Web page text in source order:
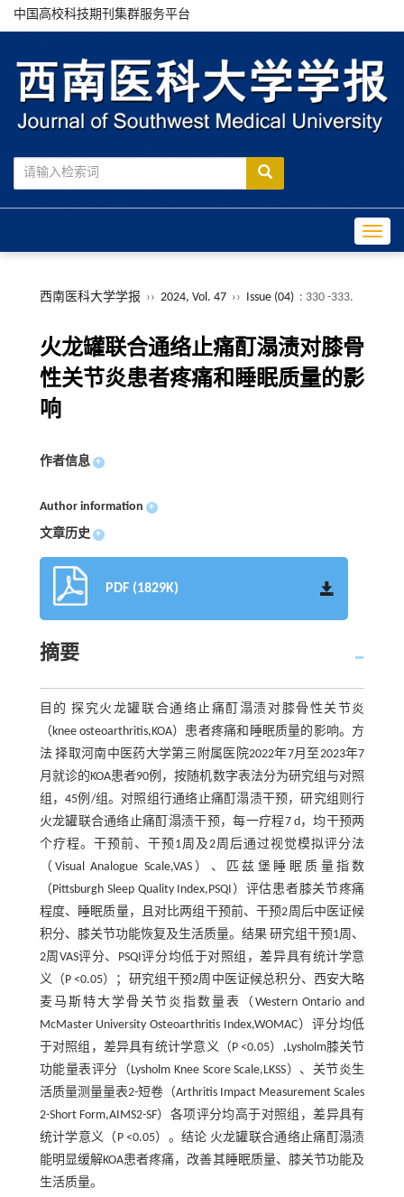
中国高校科技期刊集群服务平台
西南医科大学学报 ›› 2024, Vol. 47 ›› Issue (04) : 330 -333.
火龙罐联合通络止痛酊溻渍对膝骨
性关节炎患者疼痛和睡眠质量的影
响
作者信息 +
Author information +
文章历史 +
PDF (1829K)
摘要
目的 探究火龙罐联合通络止痛酊溻渍对膝骨性关节炎
（knee osteoarthritis,KOA）患者疼痛和睡眠质量的影响。方
法 择取河南中医药大学第三附属医院2022年7月至2023年7
月就诊的KOA患者90例，按随机数字表法分为研究组与对照
组，45例/组。对照组行通络止痛酊溻渍干预，研究组则行
火龙罐联合通络止痛酊溻渍干预，每一疗程7 d，均干预两
个疗程。干预前、干预1周及2周后通过视觉模拟评分法
（Visual Analogue Scale,VAS）、匹兹堡睡眠质量指数
（Pittsburgh Sleep Quality Index,PSQI）评估患者膝关节疼痛
程度、睡眠质量，且对比两组干预前、干预2周后中医证候
积分、膝关节功能恢复及生活质量。结果 研究组干预1周、
2周VAS评分、PSQI评分均低于对照组，差异具有统计学意
义（P <0.05）；研究组干预2周中医证候总积分、西安大略
麦马斯特大学骨关节炎指数量表（Western Ontario and
McMaster University Osteoarthritis Index,WOMAC）评分均低
于对照组，差异具有统计学意义（P <0.05）,Lysholm膝关节
功能量表评分（Lysholm Knee Score Scale,LKSS）、关节炎生
活质量测量量表2-短卷（Arthritis Impact Measurement Scales
2-Short Form,AIMS2-SF）各项评分均高于对照组，差异具有
统计学意义（P <0.05）。结论 火龙罐联合通络止痛酊溻渍
能明显缓解KOA患者疼痛，改善其睡眠质量、膝关节功能及
生活质量。